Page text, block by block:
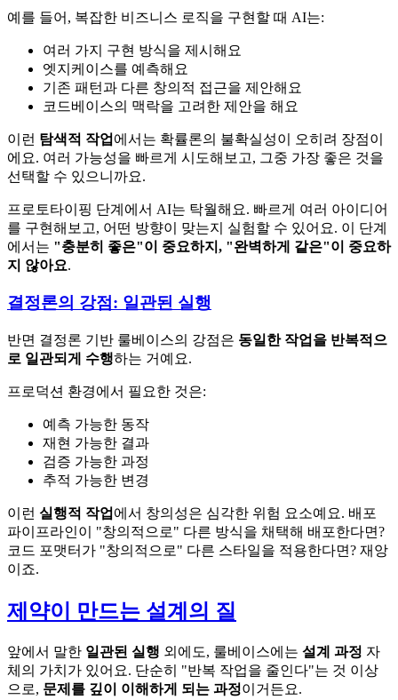
예를 들어, 복잡한 비즈니스 로직을 구현할 때 AI는:
여러 가지 구현 방식을 제시해요
엣지케이스를 예측해요
기존 패턴과 다른 창의적 접근을 제안해요
코드베이스의 맥락을 고려한 제안을 해요
이런 탐색적 작업 에서는 확률론의 불확실성이 오히려 장점이
에요. 여러 가능성을 빠르게 시도해보고, 그중 가장 좋은 것을
선택할 수 있으니까요.
프로토타이핑 단계에서 AI는 탁월해요. 빠르게 여러 아이디어
를 구현해보고, 어떤 방향이 맞는지 실험할 수 있어요. 이 단계
에서는 "충분히 좋은"이 중요하지, "완벽하게 같은"이 중요하
지 않아요.
결정론의 강점: 일관된 실행
반면 결정론 기반 룰베이스의 강점은 동일한 작업을 반복적으
로 일관되게 수행하는 거예요.
프로덕션 환경에서 필요한 것은:
예측 가능한 동작
재현 가능한 결과
검증 가능한 과정
추적 가능한 변경
이런 실행적 작업 에서 창의성은 심각한 위험 요소예요. 배포
파이프라인이 "창의적으로" 다른 방식을 채택해 배포한다면?
코드 포맷터가 "창의적으로" 다른 스타일을 적용한다면? 재앙
이죠.
제약이 만드는 설계의 질
앞에서 말한 일관된 실행 외에도, 룰베이스에는 설계 과정 자
체의 가치가 있어요. 단순히 "반복 작업을 줄인다"는 것 이상
으로, 문제를 깊이 이해하게 되는 과정이거든요.